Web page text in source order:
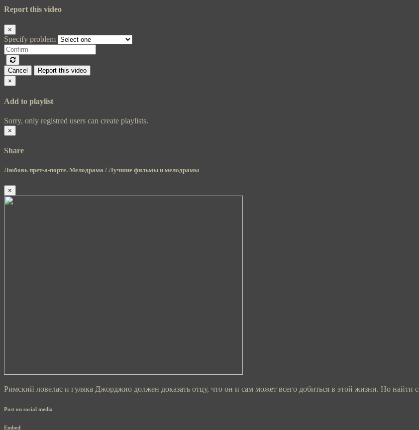
Report this video
×
Specify problem
Cancel
Report this video
×
Add to playlist
Sorry, only registred users can create playlists.
×
Share
Любовь прет-а-порте. Мелодрама / Лучшие фильмы и мелодрамы
×
Римский ловелас и гуляка Джорджио должен доказать отцу, что он и сам может всего добиться в этой жизни. Но найти
Post on social media
Embed